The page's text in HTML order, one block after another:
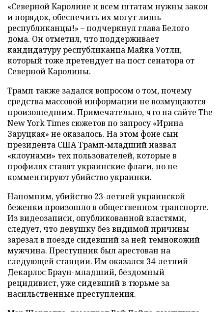
«Северной Каролине и всем штатам нужны закон
и порядок, обеспечить их могут лишь
республиканцы!» – подчеркнул глава Белого
дома. Он отметил, что поддерживает
кандидатуру республиканца Майка Уотли,
который тоже претендует на пост сенатора от
Северной Каролины.
Трамп также задался вопросом о том, почему
средства массовой информации не возмущаются
произошедшим. Примечательно, что на сайте The
New York Times сюжетов по запросу «Ирина
Заруцкая» не оказалось. На этом фоне сын
президента США Трамп-младший назвал
«клоунами» тех пользователей, которые в
профилях ставят украинские флаги, но не
комментируют убийство украинки.
Напомним, убийство 23-летней украинской
беженки произошло в общественном транспорте.
Из видеозаписи, опубликованной властями,
следует, что девушку без видимой причины
зарезал в поезде сидевший за ней темнокожий
мужчина. Преступник был арестован на
следующей станции. Им оказался 34-летний
Декарлос Браун-младший, бездомный
рецидивист, уже сидевший в тюрьме за
насильственные преступления.